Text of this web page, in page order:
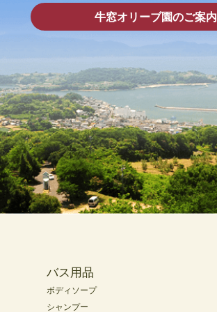
牛窓オリーブ園のご案内
バス用品
ボディソープ
シャンプー